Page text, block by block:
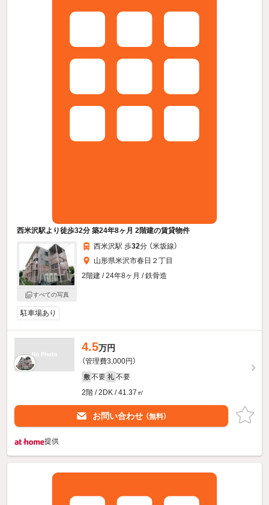
西米沢駅より徒歩32分 築24年8ヶ月 2階建の賃貸物件
すべての写真
西米沢駅 歩32分 （米坂線）
山形県米沢市春日２丁目
2階建 / 24年8ヶ月 / 鉄骨造
駐車場あり
4.5万円
（管理費3,000円）
敷 不要 礼 不要
2階 / 2DK / 41.37㎡
お問い合わせ （無料）
提供